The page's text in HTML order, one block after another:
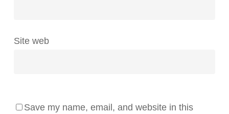
Site web
Save my name, email, and website in this